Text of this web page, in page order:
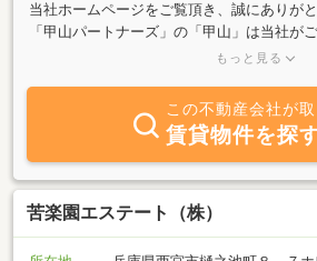
当社ホームページをご覧頂き、誠にありが
「甲山パートナーズ」の「甲山」は当社が
にある山の名前です。名前の通り頭にかぶ
でゆったりと山歩きをして、春にはお花見
の出来る、そんな身近な山です。当社は甲
ートナーとして、不動産以外の事でもご相
で繋ぐ会社を目指しています。事業を通し
様々な地域情報とそして明るい社会とが結
実現するサポートをしていきます。
もっと見る
この不動産会社が取
賃貸物件を探
苦楽園エステート（株）